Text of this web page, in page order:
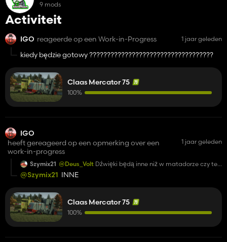
Activiteit
IGO reageerde op een Work-in-Progress 1 jaar geleden
kiedy będzie gotowy ???????????????????????????????????
Claas Mercator 75
100%
IGO
heeft gereageerd op een opmerking over een
work-in-progress
1 jaar geleden
Szymix21 @Deus_Volt Dźwięki będą inne niż w matadorze czy te
same?
@Szymix21 INNE
Claas Mercator 75
100%
9 mods